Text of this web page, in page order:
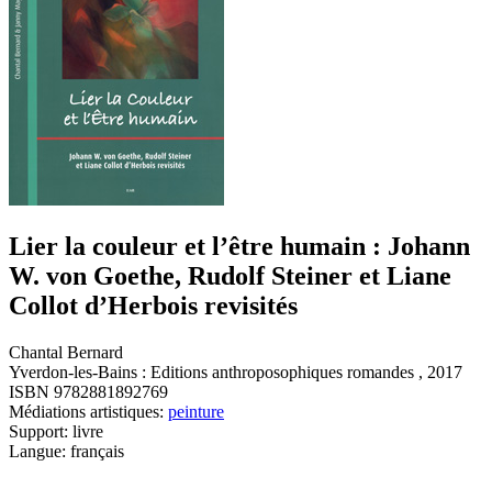
Lier la couleur et l’être humain : Johann
W. von Goethe, Rudolf Steiner et Liane
Collot d’Herbois revisités
Chantal Bernard
Yverdon-les-Bains : Editions anthroposophiques romandes , 2017
ISBN 9782881892769
Médiations artistiques: peinture
Support: livre
Langue: français